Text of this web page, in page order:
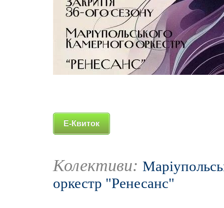
Е-Квиток
Колективи:
оркестр "Ренесанс"